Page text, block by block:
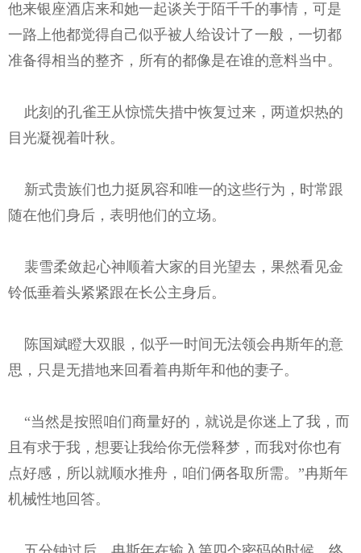
他来银座酒店来和她一起谈关于陌千千的事情，可是
一路上他都觉得自己似乎被人给设计了一般，一切都
准备得相当的整齐，所有的都像是在谁的意料当中。
此刻的孔雀王从惊慌失措中恢复过来，两道炽热的
目光凝视着叶秋。
新式贵族们也力挺夙容和唯一的这些行为，时常跟
随在他们身后，表明他们的立场。
裴雪柔敛起心神顺着大家的目光望去，果然看见金
铃低垂着头紧紧跟在长公主身后。
陈国斌瞪大双眼，似乎一时间无法领会冉斯年的意
思，只是无措地来回看着冉斯年和他的妻子。
“当然是按照咱们商量好的，就说是你迷上了我，而
且有求于我，想要让我给你无偿释梦，而我对你也有
点好感，所以就顺水推舟，咱们俩各取所需。”冉斯年
机械性地回答。